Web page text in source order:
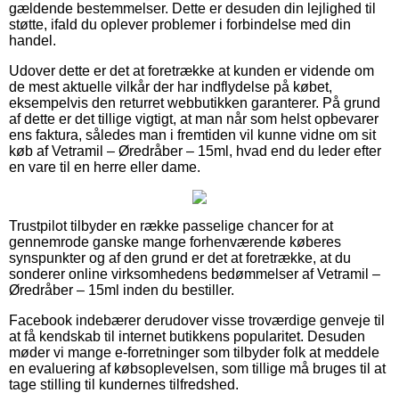
gældende bestemmelser. Dette er desuden din lejlighed til
støtte, ifald du oplever problemer i forbindelse med din
handel.
Udover dette er det at foretrække at kunden er vidende om
de mest aktuelle vilkår der har indflydelse på købet,
eksempelvis den returret webbutikken garanterer. På grund
af dette er det tillige vigtigt, at man når som helst opbevarer
ens faktura, således man i fremtiden vil kunne vidne om sit
køb af Vetramil – Øredråber – 15ml, hvad end du leder efter
en vare til en herre eller dame.
Trustpilot tilbyder en række passelige chancer for at
gennemrode ganske mange forhenværende køberes
synspunkter og af den grund er det at foretrække, at du
sonderer online virksomhedens bedømmelser af Vetramil –
Øredråber – 15ml inden du bestiller.
Facebook indebærer derudover visse troværdige genveje til
at få kendskab til internet butikkens popularitet. Desuden
møder vi mange e-forretninger som tilbyder folk at meddele
en evaluering af købsoplevelsen, som tillige må bruges til at
tage stilling til kundernes tilfredshed.